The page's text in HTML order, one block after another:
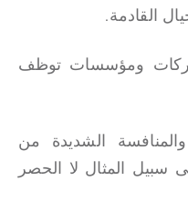
القادمة.
شركات ومؤسسات توظف
الشديدة من
سبيل المثال لا الحصر